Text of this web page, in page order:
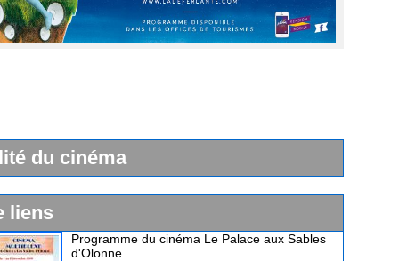
du cinéma
liens
Programme du cinéma Le Palace aux Sables
d'Olonne